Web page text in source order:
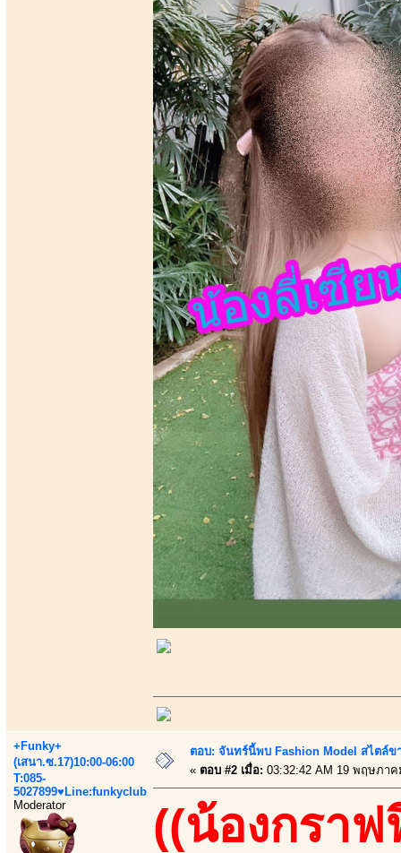
+Funky+
(เสนา.ซ.17)10:00-06:00
T:085-
5027899♥Line:funkyclub
Moderator
ตอบ: จันทร์นี้พบ Fashion Model สไตล์ข
« ตอบ #2 เมื่อ: 03:32:42 AM 19 พฤษภาค
((น้องกรา